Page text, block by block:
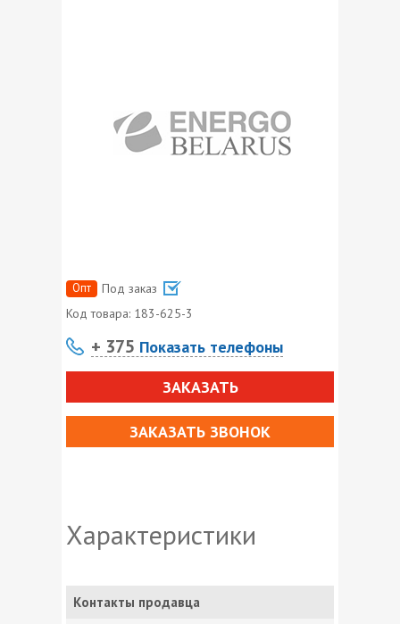
Опт
Под заказ
Код товара: 183-625-3
+ 375 Показать телефоны
ЗАКАЗАТЬ
ЗАКАЗАТЬ ЗВОНОК
Характеристики
Контакты продавца